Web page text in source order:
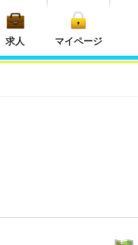
求人 マイページ